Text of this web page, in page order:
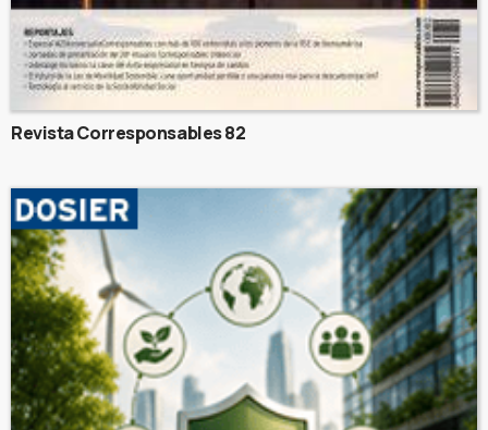
Revista Corresponsables 82